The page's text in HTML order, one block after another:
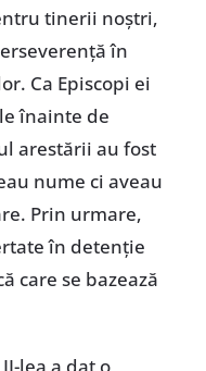
tinerii noștri,
în
Ca Episcopi ei
înainte de
arestării au fost
nume ci aveau
Prin urmare,
în detenție
care se bazează